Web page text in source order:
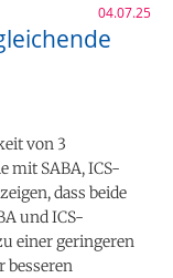
04.07.25
von 3
mit SABA, ICS-
dass beide
und ICS-
einer geringeren
besseren